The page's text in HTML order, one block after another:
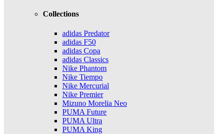
Collections
adidas Predator
adidas F50
adidas Copa
adidas Classics
Nike Phantom
Nike Tiempo
Nike Mercurial
Nike Premier
Mizuno Morelia Neo
PUMA Future
PUMA Ultra
PUMA King